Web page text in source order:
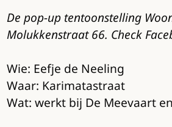
De pop-up tentoonstelling
Molukkenstraat 66. Check
Wie: Eefje de Neeling
Waar: Karimatastraat
Wat: werkt bij De Meevaart